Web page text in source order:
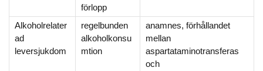
förlopp
Alkoholrelater
ad
leversjukdom
regelbunden
alkoholkonsu
mtion
anamnes, förhållandet
mellan
aspartataminotransferas
och